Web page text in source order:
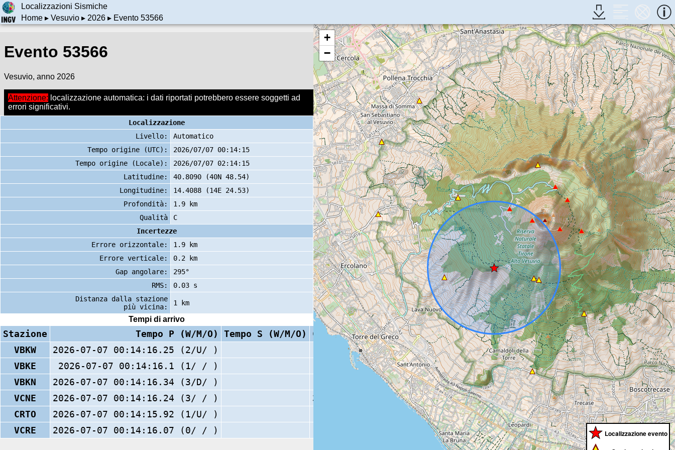
Localizzazioni Sismiche
Home▸ Vesuvio▸ 2026▸ Evento 53566
Evento 53566
Vesuvio, anno 2026
Attenzione: localizzazione automatica: i dati riportati potrebbero essere soggetti ad
errori significativi.
Localizzazione
Livello:
Automatico
Tempo origine (UTC):
2026/07/07 00:14:15
Tempo origine (Locale):
2026/07/07 02:14:15
Latitudine:
40.8090 (40N 48.54)
Longitudine:
14.4088 (14E 24.53)
Profondità:
1.9 km
Qualità
C
Incertezze
Errore orizzontale:
1.9 km
Errore verticale:
0.2 km
Gap angolare:
295°
RMS:
0.03 s
Distanza dalla stazione
più vicina:
1 km
Tempi di arrivo
Stazione Tempo P (W/M/O) Tempo S (W/M/O)
Coda
VBKW
2026-07-07 00:14:16.25 (2/U/ )
VBKE
2026-07-07 00:14:16.1 (1/ / )
VBKN
2026-07-07 00:14:16.34 (3/D/ )
VCNE
2026-07-07 00:14:16.24 (3/ / )
36 s
CRTO
2026-07-07 00:14:15.92 (1/U/ )
VCRE
2026-07-07 00:14:16.07 (0/ / )
+
−
Localizzazione evento